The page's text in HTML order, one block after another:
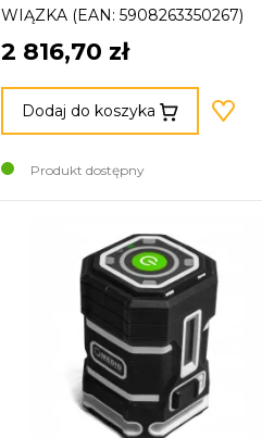
WIĄZKA (EAN: 5908263350267)
2 816,70 zł
Dodaj do koszyka
Produkt dostępny